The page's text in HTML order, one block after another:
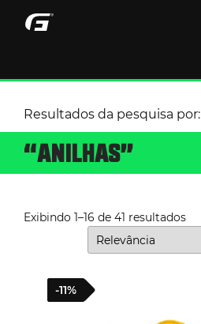
MONTE SEU BOX
Resultados da pesquisa por:
“ANILHAS”
Exibindo 1–16 de 41 resultados
-11%